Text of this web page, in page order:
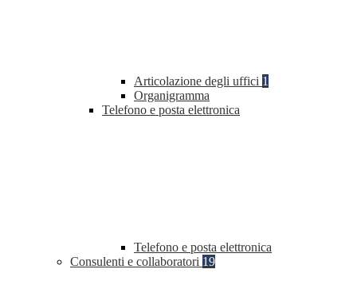
Articolazione degli uffici 1
Organigramma
Telefono e posta elettronica
Telefono e posta elettronica
Consulenti e collaboratori 19